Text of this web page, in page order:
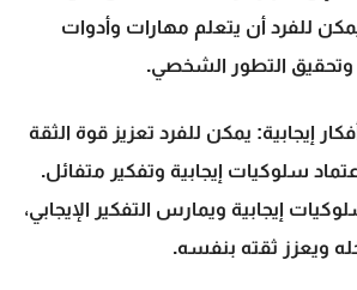
للفرد أن يتعلم مهارات وأدوات
وتحقيق التطور الشخصي.
إيجابية: يمكن للفرد تعزيز قوة الثقة
سلوكيات إيجابية وتفكير متفائل.
إيجابية ويمارس التفكير الإيجابي،
ويعزز ثقته بنفسه.